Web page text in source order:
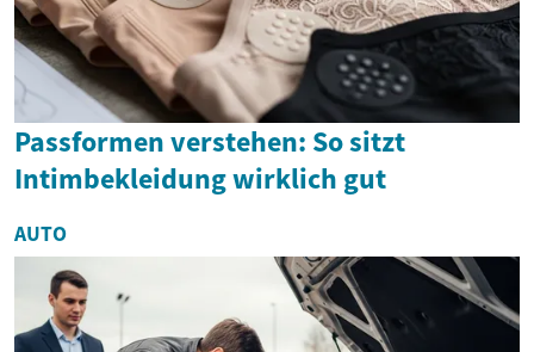
Passformen verstehen: So sitzt
Intimbekleidung wirklich gut
AUTO